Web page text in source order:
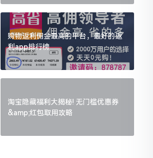
购物返利佣金最高的平台，最好的返
利app排行榜
淘宝隐藏福利大揭秘! 无门槛优惠券
&amp;红包取用攻略